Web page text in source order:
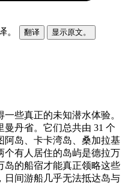
。 翻译 显示原文。
些真正的未知潜水体验。
曼丹省。它们总共由 31 个
阿岛、卡卡湾岛、桑加拉基
个有人居住的岛屿是德拉万
岛的船宿才能真正领略这些
日间游船几乎无法抵达岛与